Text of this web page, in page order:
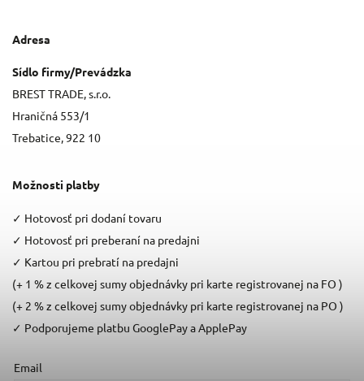
Adresa
Sídlo firmy/Prevádzka
BREST TRADE, s.r.o.
Hraničná 553/1
Trebatice, 922 10
Možnosti platby
✓ Hotovosť pri dodaní tovaru
✓ Hotovosť pri preberaní na predajni
✓ Kartou pri prebratí na predajni
(+ 1 % z celkovej sumy objednávky pri karte registrovanej na FO )
(+ 2 % z celkovej sumy objednávky pri karte registrovanej na PO )
✓ Podporujeme platbu GooglePay a ApplePay
Email